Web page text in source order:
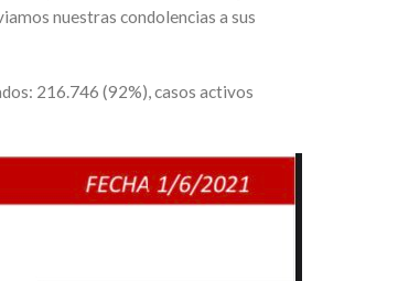
nuestras condolencias a sus
216.746 (92%), casos activos